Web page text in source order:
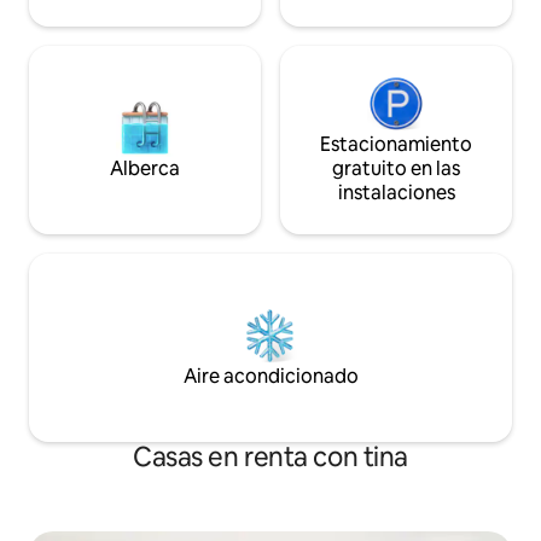
tendrán total privacidad. La casa está
convenientemente ubicada a 10-20
cafeterías, restaurantes y boutiques de
moda. Además, hay fácil acceso a
actividades al aire libre, como
senderismo y surf. Si no quieres caminar
de 10 a 20 minutos hasta Manly, hay un
Skip & Jump Bus) que te lleva
lado de la calle delante de la casa y pasa
cada 30 minutos. Para ir a la ciudad
también hay una parada de autobús
público a la vuelta de la esquina, pero te
y estarás en el corazón de las
atracciones turísticas de Sídney. Si tienes
autobús de
pequeña está
microondas/
tostadora, jarra y
necesidad. En la
barbacoa eléctrica. Si necesitas
dormitorio
Hay una
Alberca
Estacionamiento
gratuito en las
instalaciones
Aire acondicionado
Casas en renta con tina